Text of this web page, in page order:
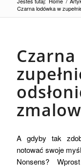
Czarna lodówka w
A gdyby tak
notować swoje
Nonsens?